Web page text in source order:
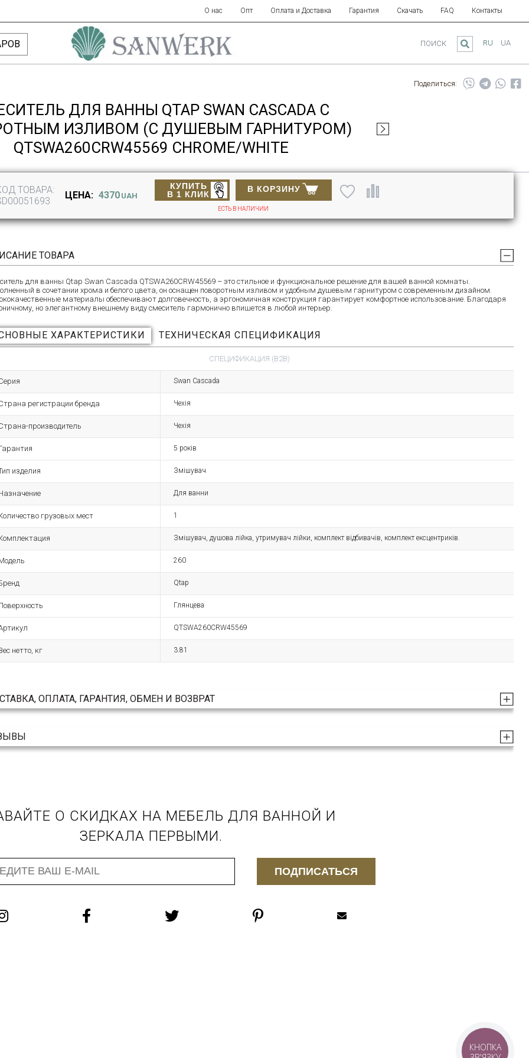
О нас Опт Оплата и Доставка Гарантия Скачать FAQ Контакты
RU UA
ПОИСК
Поделиться:
ДЛЯ ВАННЫ QTAP SWAN CASCADA С
ИЗЛИВОМ (C ДУШЕВЫМ ГАРНИТУРОМ)
QTSWA260CRW45569 CHROME/WHITE
ТОВАРА:
ЦЕНА: 4370 UAH
В КОРЗИНУ
КУПИТЬ
В 1 КЛИК
ЕСТЬ В НАЛИЧИИ
ТОВАРА
для ванны Qtap Swan Cascada QTSWA260CRW45569 – это стильное и функциональное решение для вашей ванной комнаты.
в сочетании хрома и белого цвета, он оснащен поворотным изливом и удобным душевым гарнитуром с современным дизайном.
материалы обеспечивают долговечность, а эргономичная конструкция гарантирует комфортное использование. Благодаря
но элегантному внешнему виду смеситель гармонично впишется в любой интерьер.
ХАРАКТЕРИСТИКИ ТЕХНИЧЕСКАЯ СПЕЦИФИКАЦИЯ
СПЕЦИФИКАЦИЯ (B2B)
Swan Cascada
регистрации бренда Чехія
производитель Чехія
5 років
изделия Змішувач
Для ванни
грузовых мест 1
Змішувач, душова лійка, утримувач лійки, комплект відбивачів, комплект ексцентриків.
260
Qtap
Глянцева
QTSWA260CRW45569
нетто, кг 3.81
ОПЛАТА, ГАРАНТИЯ, ОБМЕН И ВОЗВРАТ
О СКИДКАХ НА МЕБЕЛЬ ДЛЯ ВАННОЙ И
ЗЕРКАЛА ПЕРВЫМИ.
ПОДПИСАТЬСЯ
КНОПКА